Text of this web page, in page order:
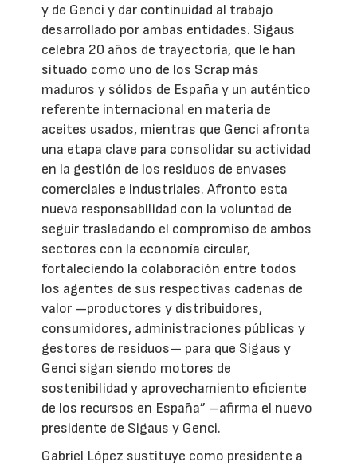
y de Genci y dar continuidad al trabajo
desarrollado por ambas entidades. Sigaus
celebra 20 años de trayectoria, que le han
situado como uno de los Scrap más
maduros y sólidos de España y un auténtico
referente internacional en materia de
aceites usados, mientras que Genci afronta
una etapa clave para consolidar su actividad
en la gestión de los residuos de envases
comerciales e industriales. Afronto esta
nueva responsabilidad con la voluntad de
seguir trasladando el compromiso de ambos
sectores con la economía circular,
fortaleciendo la colaboración entre todos
los agentes de sus respectivas cadenas de
valor —productores y distribuidores,
consumidores, administraciones públicas y
gestores de residuos— para que Sigaus y
Genci sigan siendo motores de
sostenibilidad y aprovechamiento eficiente
de los recursos en España” –afirma el nuevo
presidente de Sigaus y Genci.
Gabriel López sustituye como presidente a